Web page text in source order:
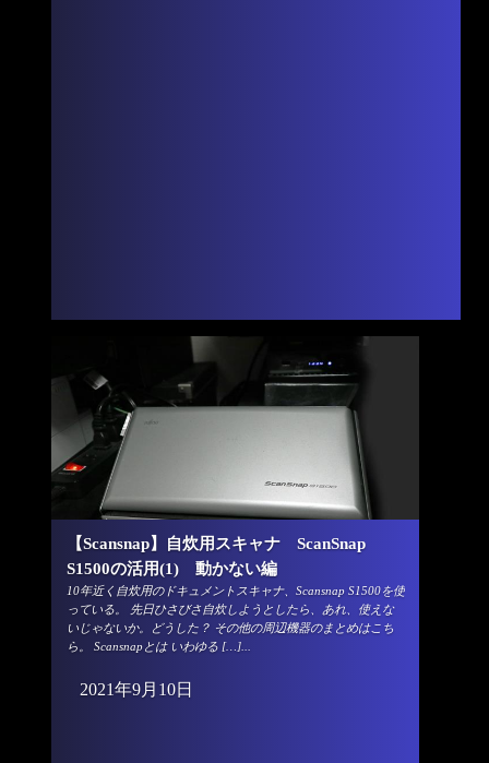
【Scansnap】自炊用スキャナ ScanSnap
S1500の活用(1) 動かない編
10年近く自炊用のドキュメントスキャナ、Scansnap S1500を使
っている。 先日ひさびさ自炊しようとしたら、あれ、使えな
いじゃないか。どうした？ その他の周辺機器のまとめはこち
ら。 Scansnapとは いわゆる […]...
2021年9月10日